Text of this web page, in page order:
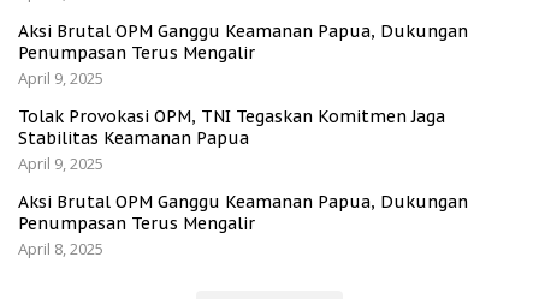
Aksi Brutal OPM Ganggu Keamanan Papua, Dukungan
Penumpasan Terus Mengalir
April 9, 2025
Tolak Provokasi OPM, TNI Tegaskan Komitmen Jaga
Stabilitas Keamanan Papua
April 9, 2025
Aksi Brutal OPM Ganggu Keamanan Papua, Dukungan
Penumpasan Terus Mengalir
April 8, 2025